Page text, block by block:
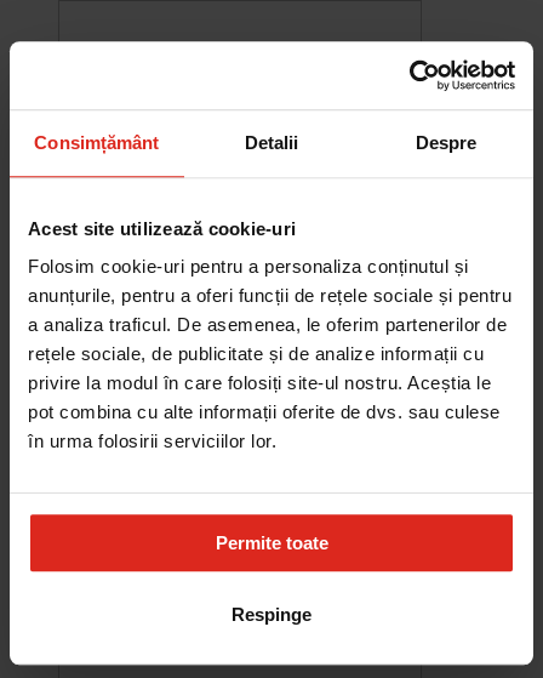
Consimțământ Detalii Despre
Acest site utilizează cookie-uri
Folosim cookie-uri pentru a personaliza conținutul și
anunțurile, pentru a oferi funcții de rețele sociale și pentru
a analiza traficul. De asemenea, le oferim partenerilor de
rețele sociale, de publicitate și de analize informații cu
privire la modul în care folosiți site-ul nostru. Aceștia le
pot combina cu alte informații oferite de dvs. sau culese
în urma folosirii serviciilor lor.
Permite toate
Respinge
-10%
Chiuveta Maris MRG 610-60
was 2.578,27 RON Pret special 2.320,44 RON
Adauga în cos